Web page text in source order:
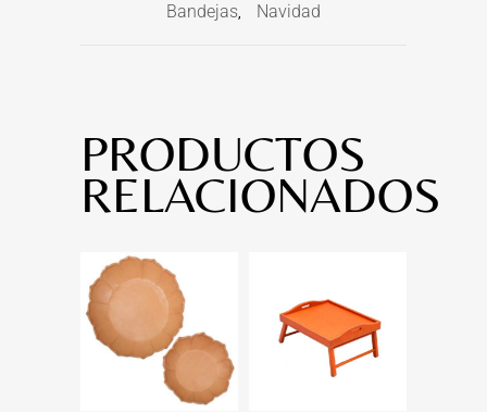
Bandejas, Navidad
PRODUCTOS
RELACIONADOS